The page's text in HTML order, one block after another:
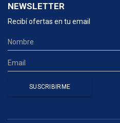
NEWSLETTER
Recibí ofertas en tu email